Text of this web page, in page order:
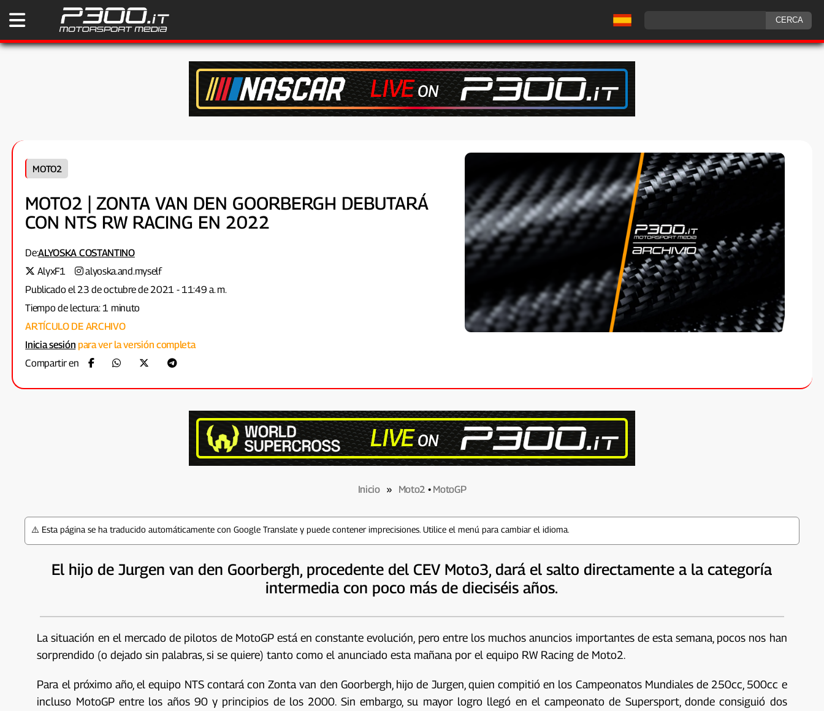
MOTO2
MOTO2 | ZONTA VAN DEN GOORBERGH DEBUTARÁ
CON NTS RW RACING EN 2022
De:ALYOSKA COSTANTINO
AlyxF1
alyoska.and.myself
Publicado el 23 de octubre de 2021 - 11:49 a. m.
Tiempo de lectura: 1 minuto
ARTÍCULO DE ARCHIVO
Inicia sesión para ver la versión completa
Compartir en
Inicio» Moto2 • MotoGP
⚠️ Esta página se ha traducido automáticamente con Google Translate y puede contener imprecisiones. Utilice el menú para cambiar el idioma.
El hijo de Jurgen van den Goorbergh, procedente del CEV Moto3, dará el salto directamente a la categoría
intermedia con poco más de dieciséis años.
La situación en el mercado de pilotos de MotoGP está en constante evolución, pero entre los muchos anuncios importantes de esta semana, pocos nos han
sorprendido (o dejado sin palabras, si se quiere) tanto como el anunciado esta mañana por el equipo RW Racing de Moto2.
Para el próximo año, el equipo NTS contará con Zonta van den Goorbergh, hijo de Jurgen, quien compitió en los Campeonatos Mundiales de 250cc, 500cc e
incluso MotoGP entre los años 90 y principios de los 2000. Sin embargo, su mayor logro llegó en el campeonato de Supersport, donde consiguió dos